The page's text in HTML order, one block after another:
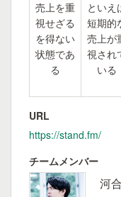
売上を重
視せざる
を得ない
状態であ
る
といえ
短期的
売上が
視され
いる
URL
https://stand.fm/
チームメンバー
河